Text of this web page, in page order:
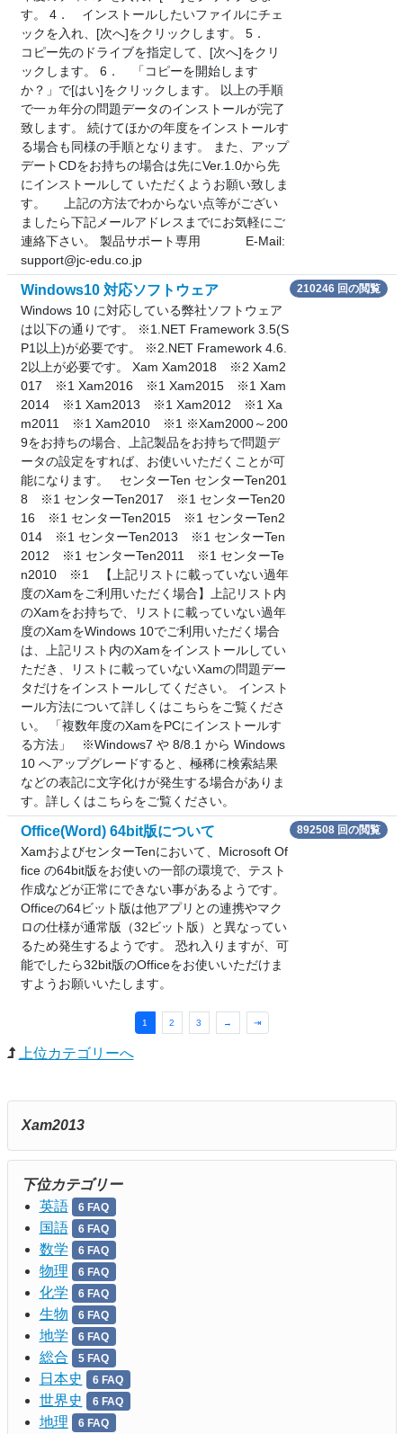
す。 4． インストールしたいファイルにチェ
ックを入れ、[次へ]をクリックします。 5．
コピー先のドライブを指定して、[次へ]をクリ
ックします。 6． 「コピーを開始します
か？」で[はい]をクリックします。 以上の手順
で一ヵ年分の問題データのインストールが完了
致します。 続けてほかの年度をインストールす
る場合も同様の手順となります。 また、アップ
デートCDをお持ちの場合は先にVer.1.0から先
にインストールして いただくようお願い致しま
す。 上記の方法でわからない点等がござい
ましたら下記メールアドレスまでにお気軽にご
連絡下さい。 製品サポート専用 E-Mail:
support@jc-edu.co.jp
Windows10 対応ソフトウェア
Windows 10 に対応している弊社ソフトウェア
は以下の通りです。 ※1.NET Framework 3.5(S
P1以上)が必要です。 ※2.NET Framework 4.6.
2以上が必要です。 Xam Xam2018 ※2 Xam2
017 ※1 Xam2016 ※1 Xam2015 ※1 Xam
2014 ※1 Xam2013 ※1 Xam2012 ※1 Xa
m2011 ※1 Xam2010 ※1 ※Xam2000～200
9をお持ちの場合、上記製品をお持ちで問題デ
ータの設定をすれば、お使いいただくことが可
能になります。 センターTen センターTen201
8 ※1 センターTen2017 ※1 センターTen20
16 ※1 センターTen2015 ※1 センターTen2
014 ※1 センターTen2013 ※1 センターTen
2012 ※1 センターTen2011 ※1 センターTe
n2010 ※1 【上記リストに載っていない過年
度のXamをご利用いただく場合】上記リスト内
のXamをお持ちで、リストに載っていない過年
度のXamをWindows 10でご利用いただく場合
は、上記リスト内のXamをインストールしてい
ただき、リストに載っていないXamの問題デー
タだけをインストールしてください。 インスト
ール方法について詳しくはこちらをご覧くださ
い。 「複数年度のXamをPCにインストールす
る方法」 ※Windows7 や 8/8.1 から Windows
10 へアップグレードすると、極稀に検索結果
などの表記に文字化けが発生する場合がありま
す。詳しくはこちらをご覧ください。
210246 回の閲覧
Office(Word) 64bit版について
XamおよびセンターTenにおいて、Microsoft Of
fice の64bit版をお使いの一部の環境で、テスト
作成などが正常にできない事があるようです。
Officeの64ビット版は他アプリとの連携やマク
ロの仕様が通常版（32ビット版）と異なってい
るため発生するようです。 恐れ入りますが、可
能でしたら32bit版のOfficeをお使いいただけま
すようお願いいたします。
892508 回の閲覧
1 2 3 → ⇥
上位カテゴリーへ
Xam2013
下位カテゴリー
英語
6 FAQ
国語 6 FAQ
数学 6 FAQ
物理 6 FAQ
化学 6 FAQ
生物 6 FAQ
地学 6 FAQ
総合 5 FAQ
日本史 6 FAQ
世界史 6 FAQ
地理 6 FAQ